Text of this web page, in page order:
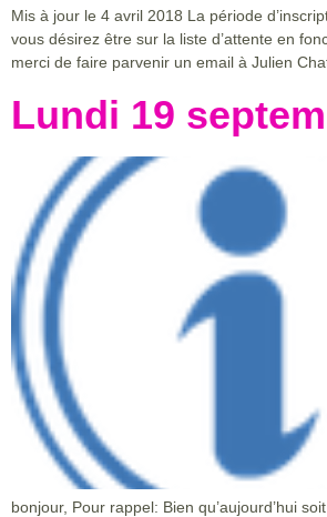
Mis à jour le 4 avril 2018 La période
vous désirez être sur la liste d’attente en
merci de faire parvenir un email à Julien
Lundi 19
bonjour, Pour rappel: Bien qu’aujourd’hui